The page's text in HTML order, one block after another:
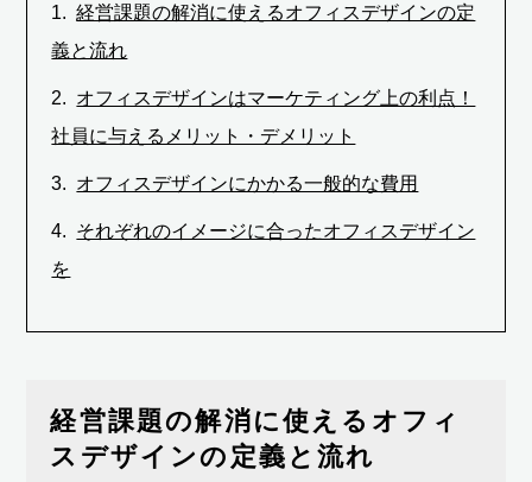
経営課題の解消に使えるオフィスデザインの定
義と流れ
オフィスデザインはマーケティング上の利点！
社員に与えるメリット・デメリット
オフィスデザインにかかる一般的な費用
それぞれのイメージに合ったオフィスデザイン
を
経営課題の解消に使えるオフィ
スデザインの定義と流れ